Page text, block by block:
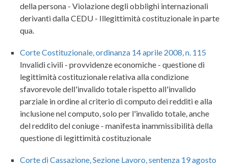
della persona - Violazione degli obblighi internazionali
derivanti dalla CEDU - Illegittimità costituzionale in parte
qua.
Corte Costituzionale, ordinanza 14 aprile 2008, n. 115
Invalidi civili - provvidenze economiche - questione di
legittimità costituzionale relativa alla condizione
sfavorevole dell'invalido totale rispetto all'invalido
parziale in ordine al criterio di computo dei redditi e alla
inclusione nel computo, solo per l'invalido totale, anche
del reddito del coniuge - manifesta inammissibilità della
questione di legittimità costituzionale
Corte di Cassazione, Sezione Lavoro, sentenza 19 agosto